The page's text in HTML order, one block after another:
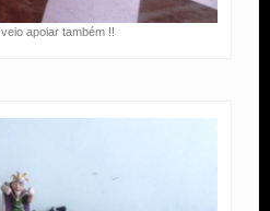
apoiar também !!